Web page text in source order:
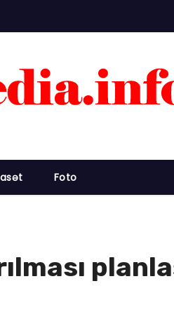
Foto